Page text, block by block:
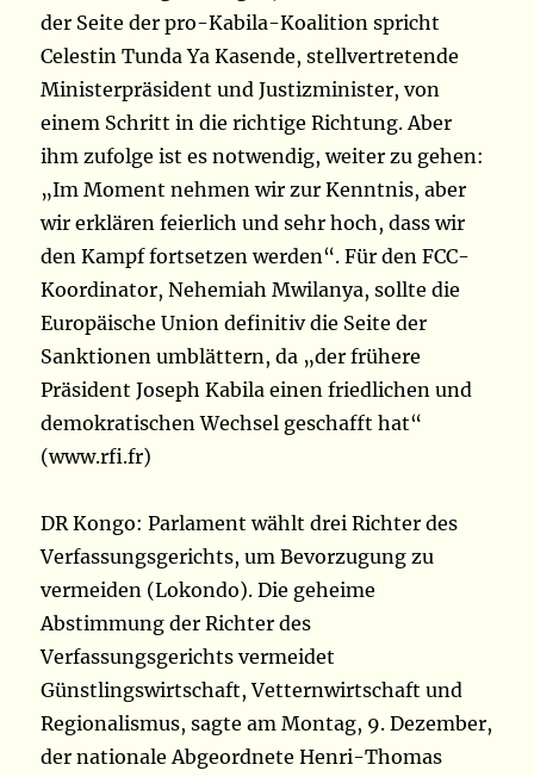
der Seite der pro-Kabila-Koalition spricht
Celestin Tunda Ya Kasende, stellvertretende
Ministerpräsident und Justizminister, von
einem Schritt in die richtige Richtung. Aber
ihm zufolge ist es notwendig, weiter zu gehen:
„Im Moment nehmen wir zur Kenntnis, aber
wir erklären feierlich und sehr hoch, dass wir
den Kampf fortsetzen werden“. Für den FCC-
Koordinator, Nehemiah Mwilanya, sollte die
Europäische Union definitiv die Seite der
Sanktionen umblättern, da „der frühere
Präsident Joseph Kabila einen friedlichen und
demokratischen Wechsel geschafft hat“
(www.rfi.fr)
DR Kongo: Parlament wählt drei Richter des
Verfassungsgerichts, um Bevorzugung zu
vermeiden (Lokondo). Die geheime
Abstimmung der Richter des
Verfassungsgerichts vermeidet
Günstlingswirtschaft, Vetternwirtschaft und
Regionalismus, sagte am Montag, 9. Dezember,
der nationale Abgeordnete Henri-Thomas